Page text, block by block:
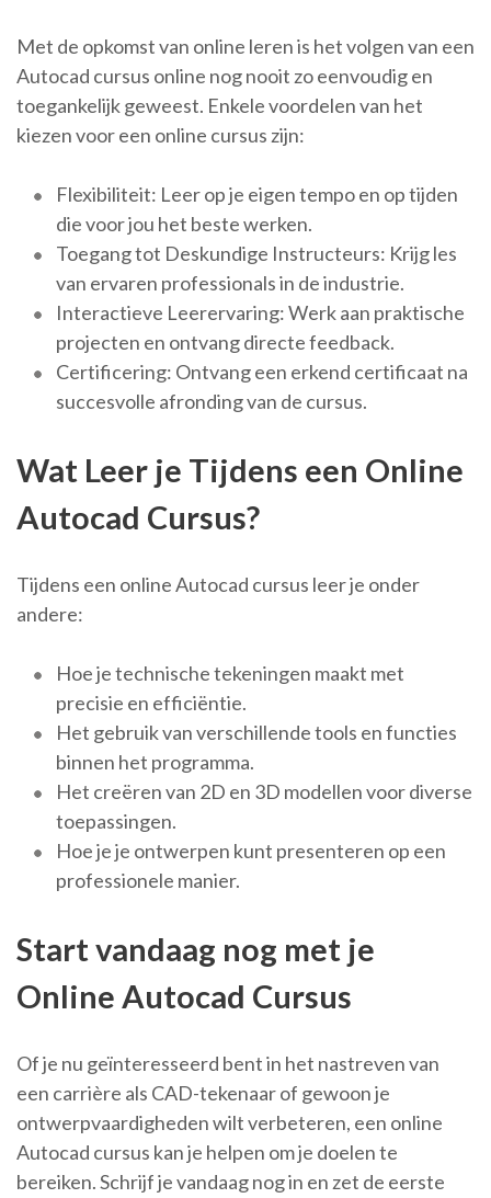
Met de opkomst van online leren is het volgen van een
Autocad cursus online nog nooit zo eenvoudig en
toegankelijk geweest. Enkele voordelen van het
kiezen voor een online cursus zijn:
Flexibiliteit: Leer op je eigen tempo en op tijden
die voor jou het beste werken.
Toegang tot Deskundige Instructeurs: Krijg les
van ervaren professionals in de industrie.
Interactieve Leerervaring: Werk aan praktische
projecten en ontvang directe feedback.
Certificering: Ontvang een erkend certificaat na
succesvolle afronding van de cursus.
Wat Leer je Tijdens een Online
Autocad Cursus?
Tijdens een online Autocad cursus leer je onder
andere:
Hoe je technische tekeningen maakt met
precisie en efficiëntie.
Het gebruik van verschillende tools en functies
binnen het programma.
Het creëren van 2D en 3D modellen voor diverse
toepassingen.
Hoe je je ontwerpen kunt presenteren op een
professionele manier.
Start vandaag nog met je
Online Autocad Cursus
Of je nu geïnteresseerd bent in het nastreven van
een carrière als CAD-tekenaar of gewoon je
ontwerpvaardigheden wilt verbeteren, een online
Autocad cursus kan je helpen om je doelen te
bereiken. Schrijf je vandaag nog in en zet de eerste